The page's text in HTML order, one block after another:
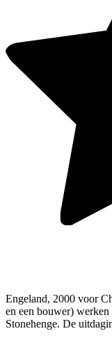
Engeland, 2000 voor
en een bouwer) werken
Stonehenge. De